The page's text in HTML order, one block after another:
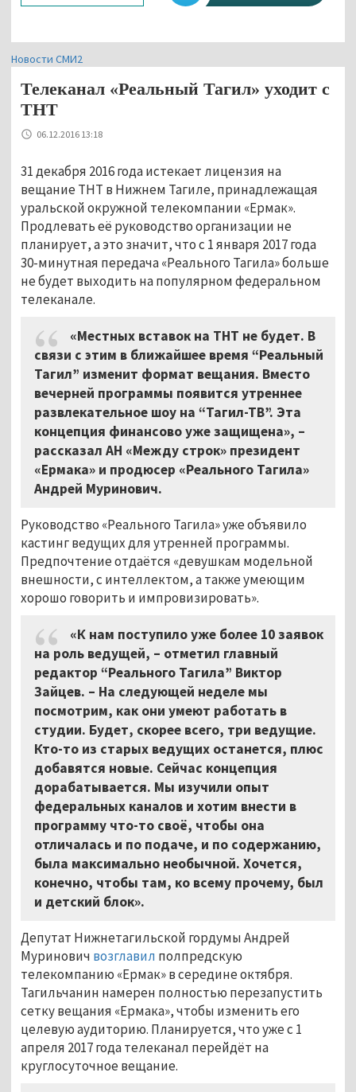
Новости СМИ2
Телеканал «Реальный Тагил» уходит с
ТНТ
06.12.2016 13:18
31 декабря 2016 года истекает лицензия на
вещание ТНТ в Нижнем Тагиле, принадлежащая
уральской окружной телекомпании «Ермак».
Продлевать её руководство организации не
планирует, а это значит, что с 1 января 2017 года
30-минутная передача «Реального Тагила» больше
не будет выходить на популярном федеральном
телеканале.
«Местных вставок на ТНТ не будет. В
связи с этим в ближайшее время “Реальный
Тагил” изменит формат вещания. Вместо
вечерней программы появится утреннее
развлекательное шоу на “Тагил-ТВ”. Эта
концепция финансово уже защищена», –
рассказал АН «Между строк» президент
«Ермака» и продюсер «Реального Тагила»
Андрей Муринович.
Руководство «Реального Тагила» уже объявило
кастинг ведущих для утренней программы.
Предпочтение отдаётся «девушкам модельной
внешности, с интеллектом, а также умеющим
хорошо говорить и импровизировать».
«К нам поступило уже более 10 заявок
на роль ведущей, – отметил главный
редактор “Реального Тагила” Виктор
Зайцев. – На следующей неделе мы
посмотрим, как они умеют работать в
студии. Будет, скорее всего, три ведущие.
Кто-то из старых ведущих останется, плюс
добавятся новые. Сейчас концепция
дорабатывается. Мы изучили опыт
федеральных каналов и хотим внести в
программу что-то своё, чтобы она
отличалась и по подаче, и по содержанию,
была максимально необычной. Хочется,
конечно, чтобы там, ко всему прочему, был
и детский блок».
Депутат Нижнетагильской гордумы Андрей
Муринович возглавил полпредскую
телекомпанию «Ермак» в середине октября.
Тагильчанин намерен полностью перезапустить
сетку вещания «Ермака», чтобы изменить его
целевую аудиторию. Планируется, что уже с 1
апреля 2017 года телеканал перейдёт на
круглосуточное вещание.